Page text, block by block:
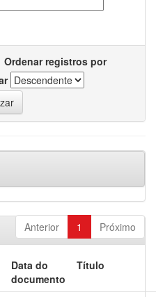
Ordenar registros por
Anterior 1 Próximo
Data do
documento
Título